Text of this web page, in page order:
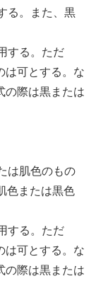
る。また、黒
する。ただ
は可とする。な
の際は黒または
は肌色のもの
色または黒色
する。ただ
は可とする。な
の際は黒または